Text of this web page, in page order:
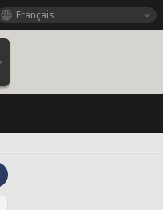
Français